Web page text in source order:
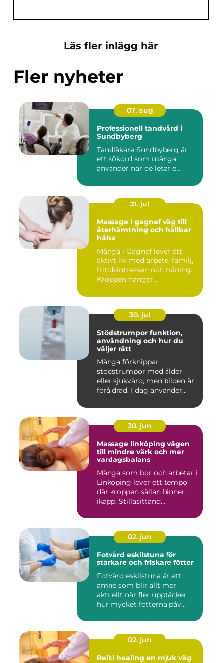
Läs fler inlägg här
Fler nyheter
07. aug
Professionell tandvård i
Sundbyberg
Tandläkare Sundbyberg är
ett sökord som många
använder när de letar e...
31. jul
Massage i gagnef väg till
återhämtning och hållbar
hälsa
Många i Gagnef lever ett
aktivt liv med arbete, familj,
fritidsintressen och träning.
Kroppen hänger...
30. jul
Stödstrumpor funktion,
användning och hur du
väljer rätt
Många förknippar
stödstrumpor med ålder
eller sjukvård, men bilden är
föråldrad. I dag använder
30. jun
Massage linköping vägen
till mindre värk och mer
vardagsbalans
Många som bor och arbetar i
Linköping lever ett tempo
där kroppen sällan hinner
ikapp. Stillasittand...
02. jun
Fotvård eskilstuna för
starkare och friskare fötter
Fotvård eskilstuna är ett
ämne som blir allt mer
aktuellt när fler upptäcker
hur mycket fötterna påv...
02. jun
Reiki healing en mjuk väg